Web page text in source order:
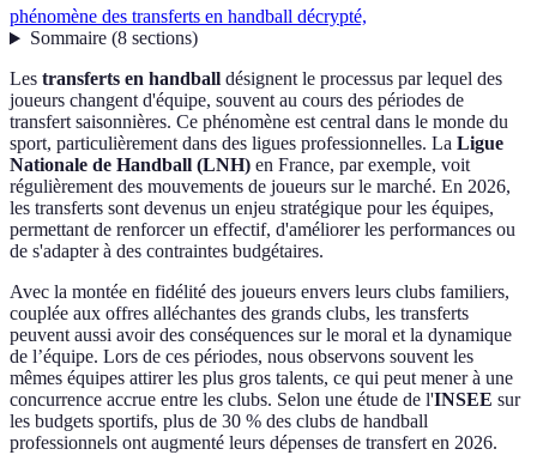
phénomène des transferts en handball décrypté,
Sommaire(8 sections)
Les transferts en handball désignent le processus par lequel des
joueurs changent d'équipe, souvent au cours des périodes de
transfert saisonnières. Ce phénomène est central dans le monde du
sport, particulièrement dans des ligues professionnelles. La Ligue
Nationale de Handball (LNH) en France, par exemple, voit
régulièrement des mouvements de joueurs sur le marché. En 2026,
les transferts sont devenus un enjeu stratégique pour les équipes,
permettant de renforcer un effectif, d'améliorer les performances ou
de s'adapter à des contraintes budgétaires.
Avec la montée en fidélité des joueurs envers leurs clubs familiers,
couplée aux offres alléchantes des grands clubs, les transferts
peuvent aussi avoir des conséquences sur le moral et la dynamique
de l’équipe. Lors de ces périodes, nous observons souvent les
mêmes équipes attirer les plus gros talents, ce qui peut mener à une
concurrence accrue entre les clubs. Selon une étude de l'INSEE sur
les budgets sportifs, plus de 30 % des clubs de handball
professionnels ont augmenté leurs dépenses de transfert en 2026.